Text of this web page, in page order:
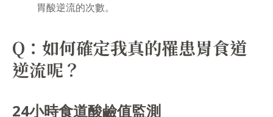
胃酸逆流的次數。
Q：如何確定我真的罹患胃食道
逆流呢？
24小時食道酸鹼值監測